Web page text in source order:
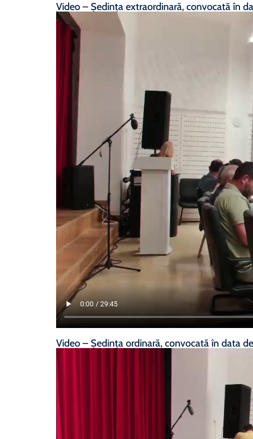
Video – Ședința extraordinară, convocată în
Video – Ședința ordinară, convocată în data